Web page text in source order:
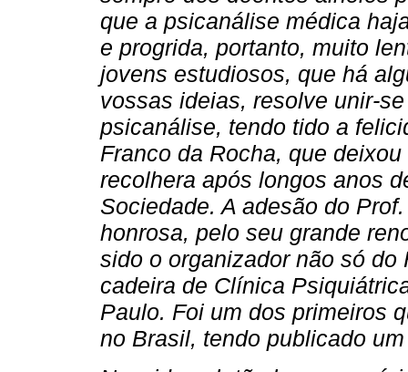
que a psicanálise médica
e progrida, portanto, muito
jovens estudiosos, que há
vossas ideias, resolve unir-
psicanálise, tendo tido a
Franco da Rocha, que
recolhera após longos anos
Sociedade. A adesão do
honrosa, pelo seu grande
sido o organizador não só
cadeira de Clínica
Paulo. Foi um dos primeiros
no Brasil, tendo publicado